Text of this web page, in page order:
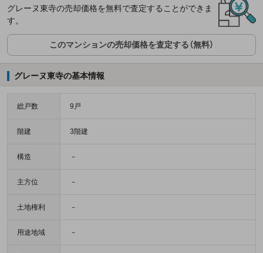
グレーヌ東寺の売却価格を無料で査定することができま
す。
このマンションの売却価格を査定する（無料）
グレーヌ東寺の基本情報
総戸数 9戸
階建 3階建
構造 －
主方位 －
土地権利 －
用途地域 －